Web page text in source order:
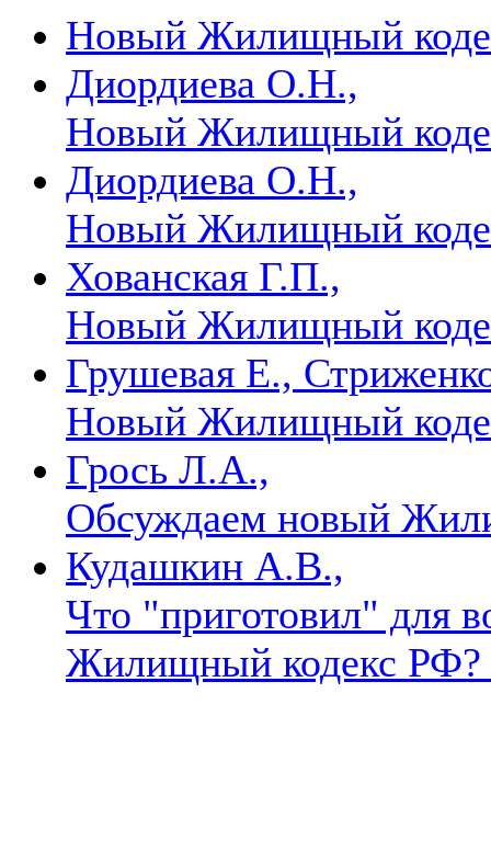
Новый Жилищный
Диордиева О.Н.,
Новый Жилищный
Диордиева О.Н.,
Новый Жилищный
Хованская Г.П.,
Новый Жилищный
Грушевая Е.,
Новый Жилищный
Грось Л.А.,
Обсуждаем новый
Кудашкин А.В.,
Что "приготовил" для
Жилищный кодекс РФ?